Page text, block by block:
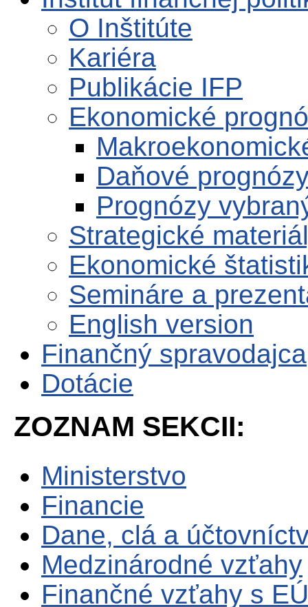
O Inštitúte
Kariéra
Publikácie IFP
Ekonomické
Daňové
Prognózy
Strategické
Ekonomické
Semináre a
English version
Finančný spravodajca
Dotácie
ZOZNAM SEKCII:
Ministerstvo
Financie
Dane, clá a
Medzinárodné vzťahy
Finančné vzťahy s EÚ